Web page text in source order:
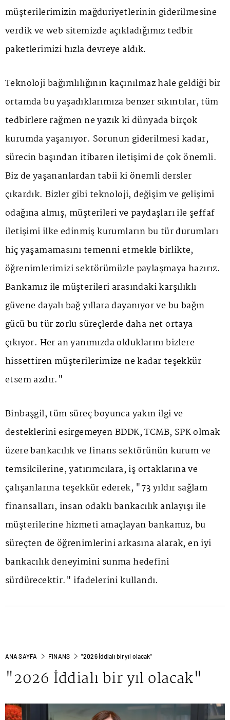
müşterilerimizin mağduriyetlerinin giderilmesine
verdik ve web sitemizde açıkladığımız tedbir
paketlerimizi hızla devreye aldık.
Teknoloji bağımlılığının kaçınılmaz hale geldiği bir
ortamda bu yaşadıklarımıza benzer sıkıntılar, tüm
tedbirlere rağmen ne yazık ki dünyada birçok
kurumda yaşanıyor. Sorunun giderilmesi kadar,
sürecin başından itibaren iletişimi de çok önemli.
Biz de yaşananlardan tabii ki önemli dersler
çıkardık. Bizler gibi teknoloji, değişim ve gelişimi
odağına almış, müşterileri ve paydaşları ile şeffaf
iletişimi ilke edinmiş kurumların bu tür durumları
hiç yaşamamasını temenni etmekle birlikte,
öğrenimlerimizi sektörümüzle paylaşmaya hazırız.
Bankamız ile müşterileri arasındaki karşılıklı
güvene dayalı bağ yıllara dayanıyor ve bu bağın
gücü bu tür zorlu süreçlerde daha net ortaya
çıkıyor. Her an yanımızda olduklarını bizlere
hissettiren müşterilerimize ne kadar teşekkür
etsem azdır."
Binbaşgil, tüm süreç boyunca yakın ilgi ve
desteklerini esirgemeyen BDDK, TCMB, SPK olmak
üzere bankacılık ve finans sektörünün kurum ve
temsilcilerine, yatırımcılara, iş ortaklarına ve
çalışanlarına teşekkür ederek, "73 yıldır sağlam
finansalları, insan odaklı bankacılık anlayışı ile
müşterilerine hizmeti amaçlayan bankamız, bu
süreçten de öğrenimlerini arkasına alarak, en iyi
bankacılık deneyimini sunma hedefini
sürdürecektir." ifadelerini kullandı.
ANA SAYFA FINANS "2026 İddialı bir yıl olacak"
"2026 İddialı bir yıl olacak"